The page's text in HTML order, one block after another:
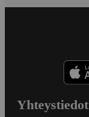
Yhteystiedot